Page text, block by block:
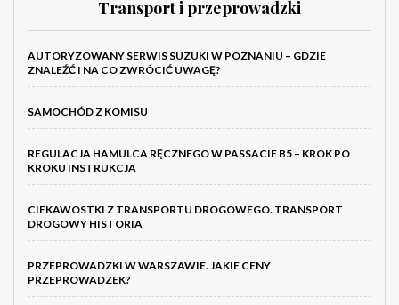
Transport i przeprowadzki
AUTORYZOWANY SERWIS SUZUKI W POZNANIU – GDZIE
ZNALEŹĆ I NA CO ZWRÓCIĆ UWAGĘ?
SAMOCHÓD Z KOMISU
REGULACJA HAMULCA RĘCZNEGO W PASSACIE B5 – KROK PO
KROKU INSTRUKCJA
CIEKAWOSTKI Z TRANSPORTU DROGOWEGO. TRANSPORT
DROGOWY HISTORIA
PRZEPROWADZKI W WARSZAWIE. JAKIE CENY
PRZEPROWADZEK?